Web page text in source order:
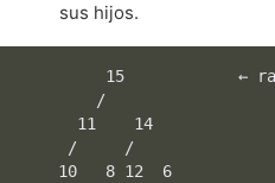
sus hijos.
15            ←
        /
      11    14
     /     /
    10   8 12  6